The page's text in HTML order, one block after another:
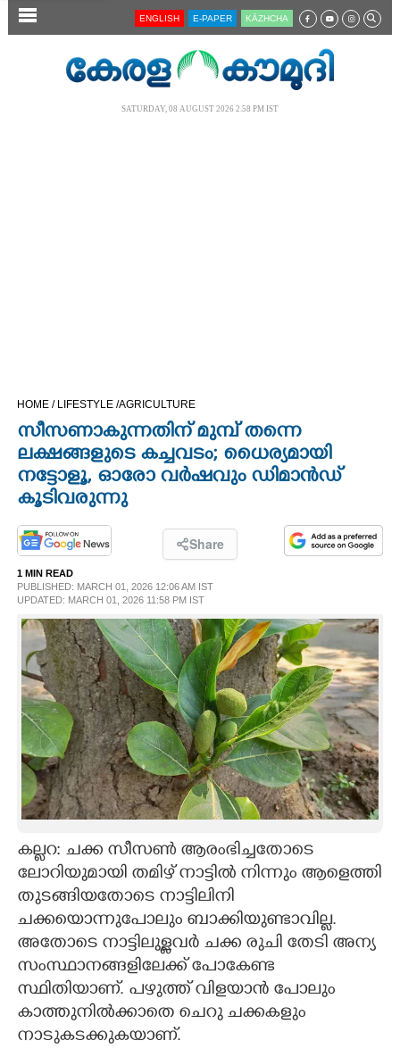
SECTIONS
OPINION
LIFESTYLE
SPIRITUAL
INFO+
ART
ASTRO
LITERATURE
CONTACT US
ENGLISH E-PAPER KĀZHCHA
SATURDAY, 08 AUGUST 2026 2.58 PM IST
HOME / LIFESTYLE /AGRICULTURE
സീസണാകുന്നതിന് മുമ്പ് തന്നെ
ലക്ഷങ്ങളുടെ കച്ചവടം; ധെെര്യമായി
നട്ടോളൂ, ഓരോ വർഷവും ഡിമാൻഡ്
കൂടിവരുന്നു
Share
1 MIN READ
PUBLISHED: MARCH 01, 2026 12:06 AM IST
UPDATED: MARCH 01, 2026 11:58 PM IST
കല്ലറ: ചക്ക സീസൺ ആരംഭിച്ചതോടെ
ലോറിയുമായി തമിഴ് നാട്ടിൽ നിന്നും ആളെത്തി
തുടങ്ങിയതോടെ നാട്ടിലിനി
ചക്കയൊന്നുപോലും ബാക്കിയുണ്ടാവില്ല.
അതോടെ നാട്ടിലുള്ളവർ ചക്ക രുചി തേടി അന്യ
സംസ്ഥാനങ്ങളിലേക്ക് പോകേണ്ട
സ്ഥിതിയാണ്. പഴുത്ത് വിളയാൻ പോലും
കാത്തുനിൽക്കാതെ ചെറു ചക്കകളും
നാടുകടക്കുകയാണ്.